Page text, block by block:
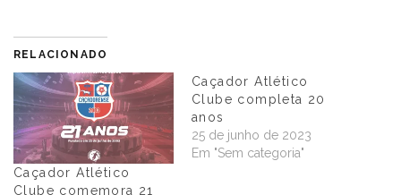
RELACIONADO
Caçador Atlético
Clube comemora 21
Caçador Atlético
Clube completa 20
anos
25 de junho de 2023
Em "Sem categoria"